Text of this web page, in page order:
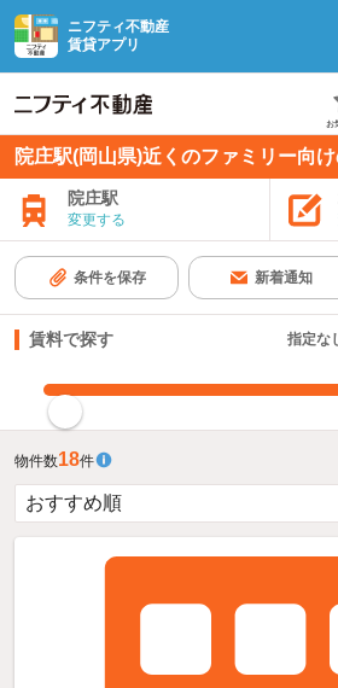
ニフティ不動産
賃貸アプリ
お
院庄駅(岡山県)近くのファミリー向
院庄駅
変更する
条件を保存 新着通知
賃料で探す 指定な
物件数18件